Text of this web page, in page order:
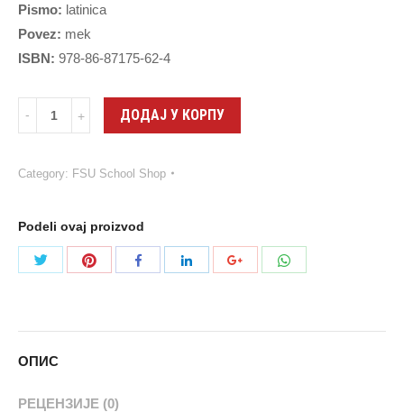
Pismo: latinica
Povez: mek
ISBN: 978-86-87175-62-4
Quantity ДОДАЈ У КОРПУ
Category: FSU School Shop
Podeli ovaj proizvod
Share
Share
ОПИС
РЕЦЕНЗИЈЕ (0)